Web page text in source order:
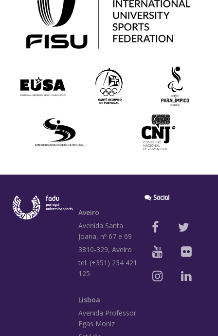
Aveiro
Avenida Santa
Joana, nº 67 e 69
3810-329, Aveiro
tel: (+351) 234 421
125
Lisboa
Avenida Professor
Egas Moniz
Social